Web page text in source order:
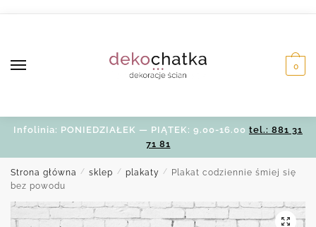
0
Infolinia: PONIEDZIAŁEK — PIĄTEK: 9.00-16.00 tel.: 881 31
71 81
Strona główna / sklep / plakaty /
Plakat codziennie śmiej się
bez powodu